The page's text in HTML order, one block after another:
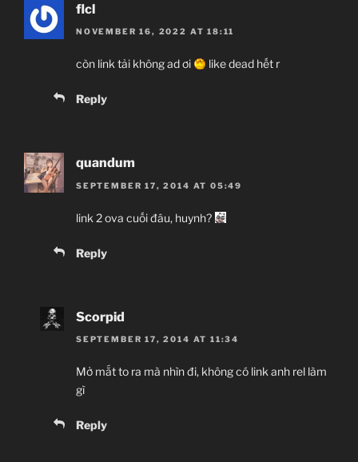
flcl
NOVEMBER 16, 2022 AT 18:11
còn link tải không ad ơi like dead hết r
Reply
quandum
SEPTEMBER 17, 2014 AT 05:49
link 2 ova cuối đâu, huynh?
Reply
Scorpid
SEPTEMBER 17, 2014 AT 11:34
Mở mắt to ra mà nhìn đi, không có link anh rel làm
gì
Reply